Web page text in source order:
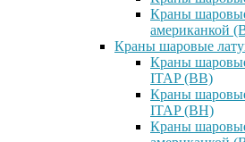
Краны
американкой
Краны шаровые
Краны
ITAP (ВВ)
Краны
ITAP (ВН)
Краны